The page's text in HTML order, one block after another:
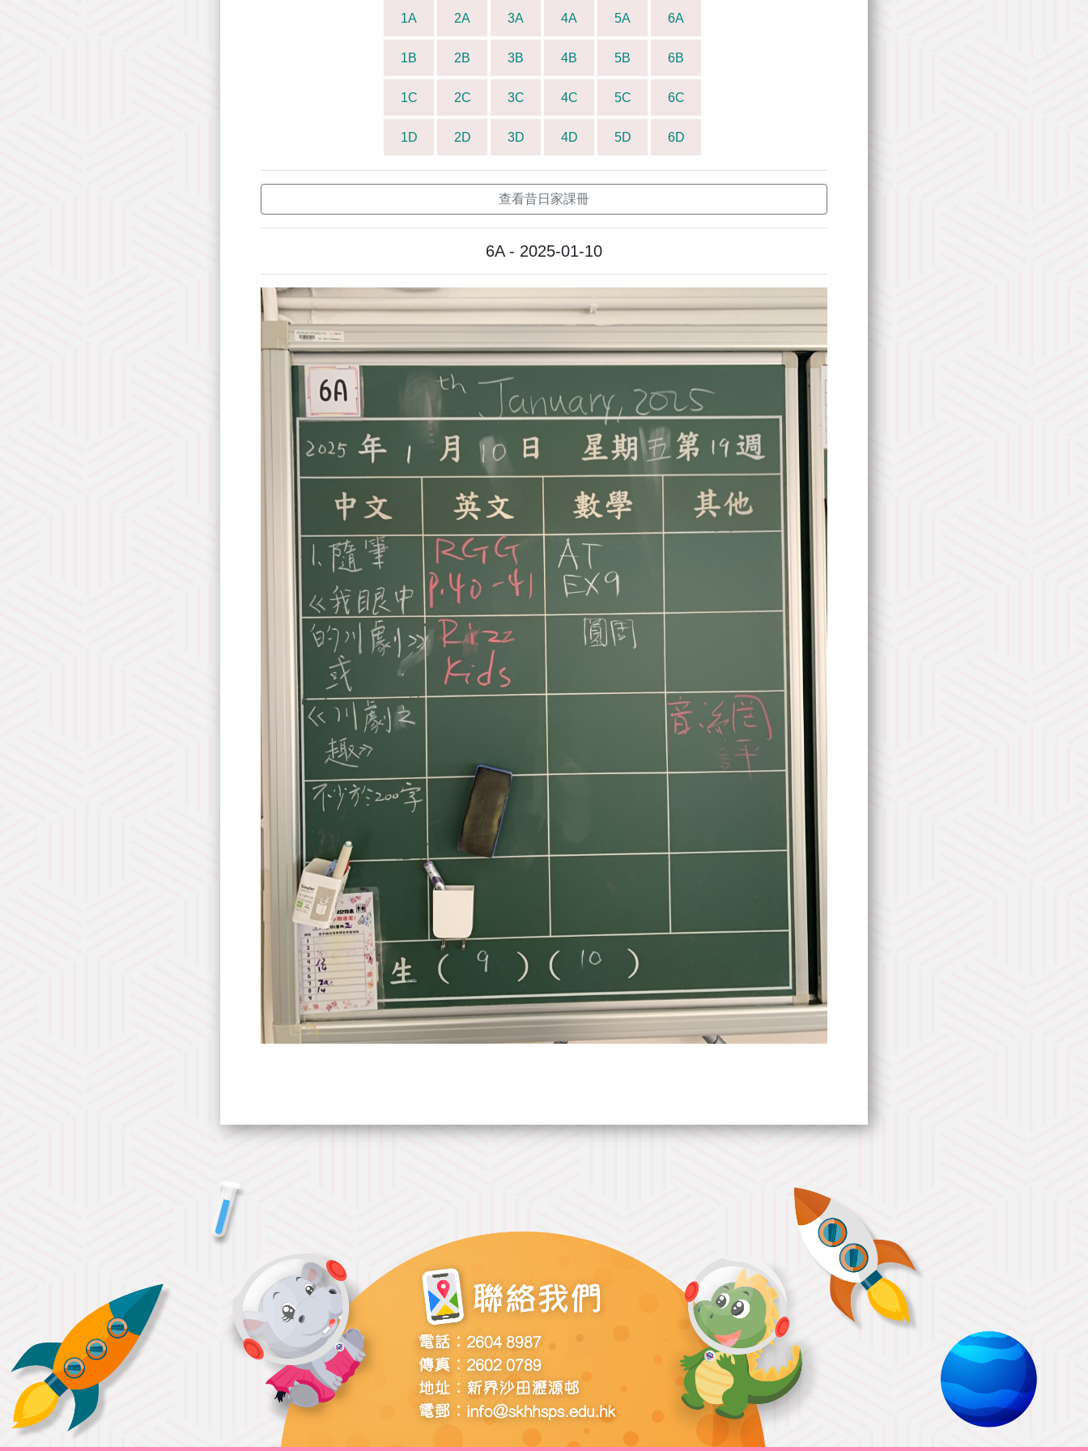
1A 2A 3A 4A 5A 6A
1B 2B 3B 4B 5B 6B
1C 2C 3C 4C 5C 6C
1D 2D 3D 4D 5D 6D
查看昔日家課冊
6A - 2025-01-10